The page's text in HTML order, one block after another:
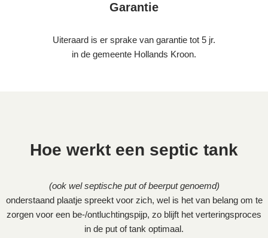
Garantie
Uiteraard is er sprake van garantie tot 5 jr.
in de gemeente Hollands Kroon.
Hoe werkt een septic tank
(ook wel septische put of beerput genoemd)
onderstaand plaatje spreekt voor zich, wel is het van belang om te
zorgen voor een be-/ontluchtingspijp, zo blijft het verteringsproces
in de put of tank optimaal.